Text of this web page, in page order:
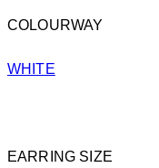
COLOURWAY
WHITE
EARRING SIZE